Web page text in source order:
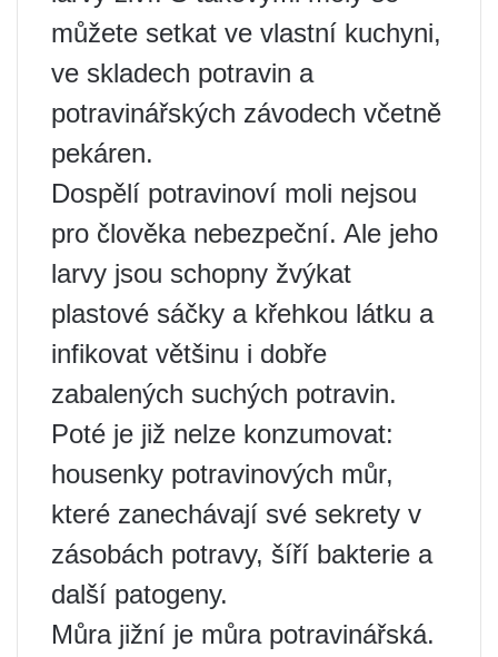
můžete setkat ve vlastní kuchyni,
ve skladech potravin a
potravinářských závodech včetně
pekáren.
Dospělí potravinoví moli nejsou
pro člověka nebezpeční. Ale jeho
larvy jsou schopny žvýkat
plastové sáčky a křehkou látku a
infikovat většinu i dobře
zabalených suchých potravin.
Poté je již nelze konzumovat:
housenky potravinových můr,
které zanechávají své sekrety v
zásobách potravy, šíří bakterie a
další patogeny.
Můra jižní je můra potravinářská.